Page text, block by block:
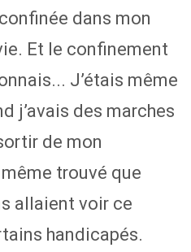
dans mon
Et le confinement
J’étais même
j’avais des marches
de mon
trouvé que
allaient voir ce
handicapés.